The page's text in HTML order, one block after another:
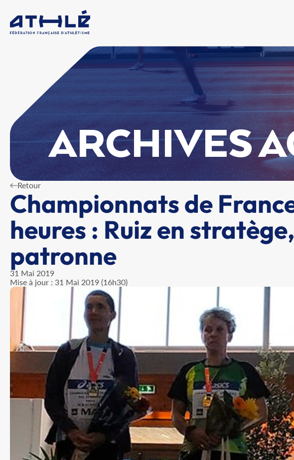
ARCHIVES
Retour
Championnats de
heures : Ruiz en
patronne
31 Mai 2019
Mise à jour : 31 Mai 2019 (16h30)